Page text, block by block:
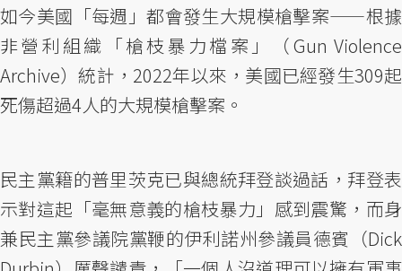
如今美國「每週」都會發生大規模槍擊案——根據
非營利組織「槍枝暴力檔案」（Gun Violence
Archive）統計，2022年以來，美國已經發生309起
死傷超過4人的大規模槍擊案。
民主黨籍的普里茨克已與總統拜登談過話，拜登表
示對這起「毫無意義的槍枝暴力」感到震驚，而身
兼民主黨參議院黨鞭的伊利諾州參議員德賓（Dick